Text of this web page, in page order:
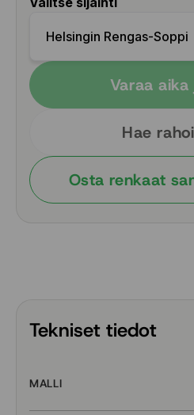
Helsingin Rengas-Soppi
Varaa
Hae
Osta renkaat
Tekniset tiedot
MALLI